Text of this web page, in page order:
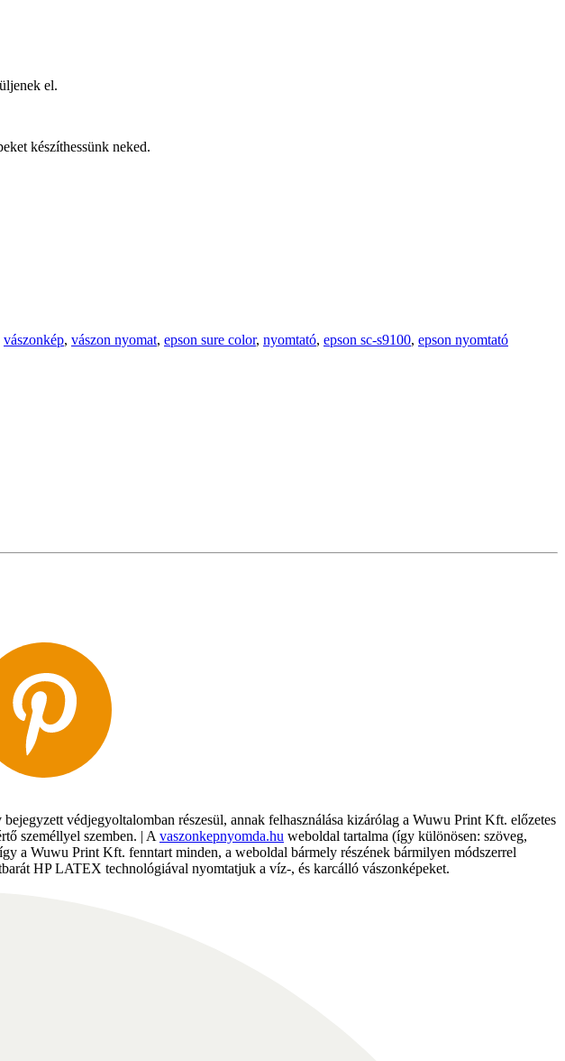
el.
készíthessünk neked.
vászonkép, vászon nyomat, epson sure color, nyomtató, epson sc-s9100, epson nyomtató
védjegyoltalomban részesül, annak felhasználása kizárólag a Wuwu Print Kft. előzetes
személlyel szemben. | A vaszonkepnyomda.hu weboldal tartalma (így különösen: szöveg,
a Wuwu Print Kft. fenntart minden, a weboldal bármely részének bármilyen módszerrel
HP LATEX technológiával nyomtatjuk a víz-, és karcálló vászonképeket.